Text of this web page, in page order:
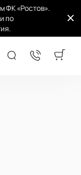
ФК «Ростов».
по